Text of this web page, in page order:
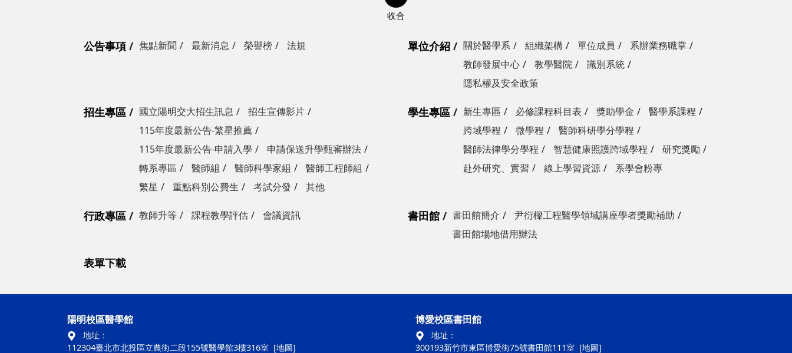
公告事項 焦點新聞 最新消息 榮譽榜 法規 單位介紹 關於醫學系 組織架構 單位成員
系辦業務職掌
教師發展中心
教學醫院
識別系統
隱私權及安全政策
招生專區 國立陽明交大招生訊息
招生宣傳影片
115年度最新公告-繁星推薦
115年度最新公告-申請入學
申請保送升學甄審辦法
轉系專區
醫師組 醫師科學家組
醫師工程師組
繁星
重點科別公費生 考試分發 其他
學生專區 新生專區 必修課程科目表 獎助學金
醫學系課程
跨域學程
微學程
醫師科研學分學程
醫師法律學分學程
智慧健康照護跨域學程
研究獎勵
赴外研究、實習
線上學習資源 系學會粉專
行政專區 教師升等 課程教學評估 會議資訊 書田館 書田館簡介
尹衍樑工程醫學領域講座學者獎勵補助
書田館場地借用辦法
表單下載
陽明校區醫學館
地址：
112304臺北市北投區立農街二段155號醫學館3樓316室 [地圖]
博愛校區書田館
地址：
300193新竹市東區博愛街75號書田館111室 [地圖]